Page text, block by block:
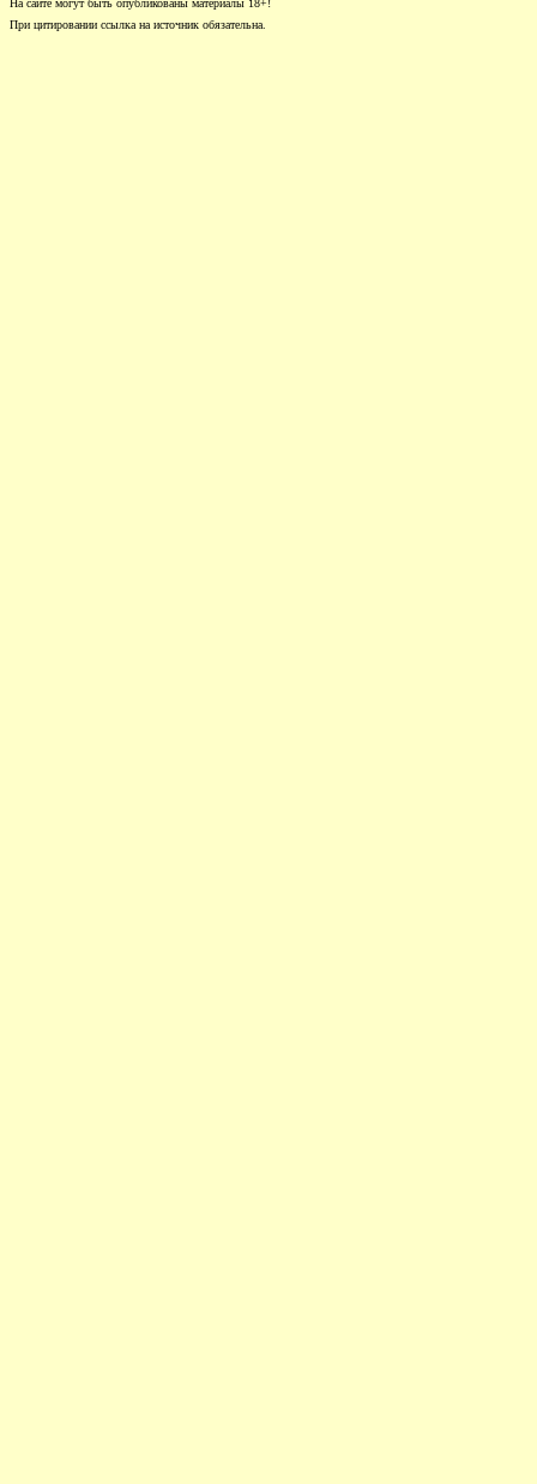
На сайте могут быть опубликованы материалы 18+!
При цитировании ссылка на источник обязательна.